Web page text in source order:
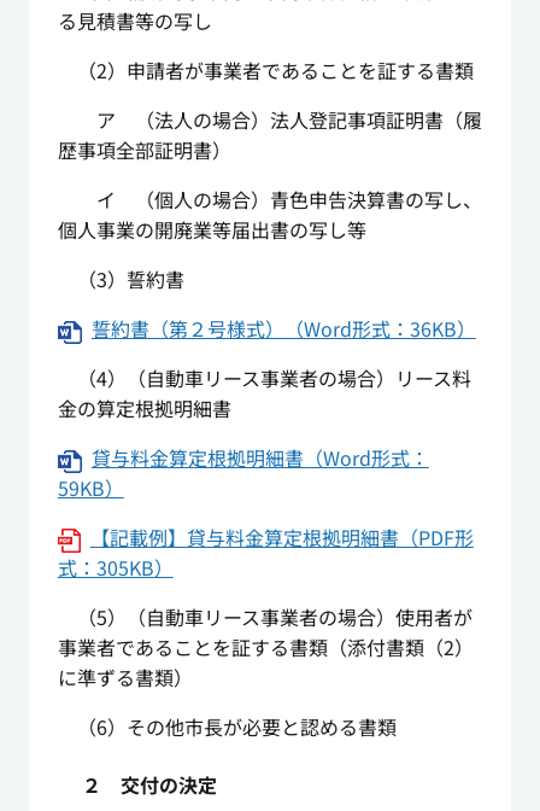
る見積書等の写し
（2）申請者が事業者であることを証する書類
ア （法人の場合）法人登記事項証明書（履
歴事項全部証明書）
イ （個人の場合）青色申告決算書の写し、
個人事業の開廃業等届出書の写し等
（3）誓約書
誓約書（第２号様式）（Word形式：36KB）
（4）（自動車リース事業者の場合）リース料
金の算定根拠明細書
貸与料金算定根拠明細書（Word形式：
59KB）
【記載例】貸与料金算定根拠明細書（PDF形
式：305KB）
（5）（自動車リース事業者の場合）使用者が
事業者であることを証する書類（添付書類（2）
に準ずる書類）
（6）その他市長が必要と認める書類
２ 交付の決定